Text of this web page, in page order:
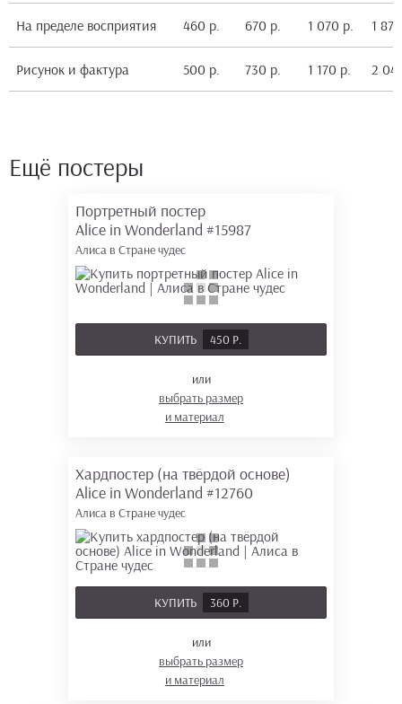
На пределе восприятия 460 р. 670 р. 1 070 р. 1
Рисунок и фактура 500 р. 730 р. 1 170 р. 2
Ещё постеры
Портретный постер
Alice in Wonderland #15987
Алиса в Стране чудес
КУПИТЬ 450 Р.
или
выбрать размер
и материал
Хардпостер (на твёрдой основе)
Alice in Wonderland #12760
Алиса в Стране чудес
КУПИТЬ 360 Р.
или
выбрать размер
и материал